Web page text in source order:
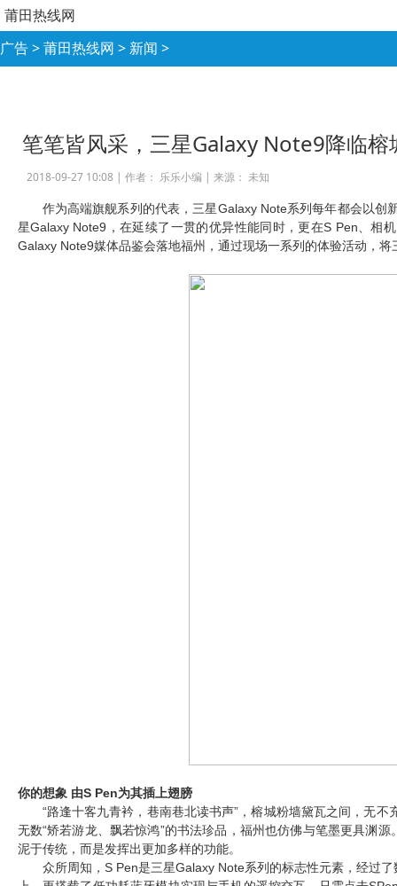
莆田热线网
广告>莆田热线网 > 新闻 >
笔笔皆风采，三星Galaxy Note9降临榕
2018-09-27 10:08 | 作者： 乐乐小编 | 来源： 未知
作为高端旗舰系列的代表，三星Galaxy Note系列每年都会以
星Galaxy Note9，在延续了一贯的优异性能同时，更在S Pen、相
Galaxy Note9媒体品鉴会落地福州，通过现场一系列的体验活动，
你的想象 由S Pen为其插上翅膀
“路逢十客九青衿，巷南巷北读书声”，榕城粉墙黛瓦之间，无不
无数“矫若游龙、飘若惊鸿”的书法珍品，福州也仿佛与笔墨更具渊
泥于传统，而是发挥出更加多样的功能。
众所周知， S Pen是三星Galaxy Note系列的标志性元素，经过